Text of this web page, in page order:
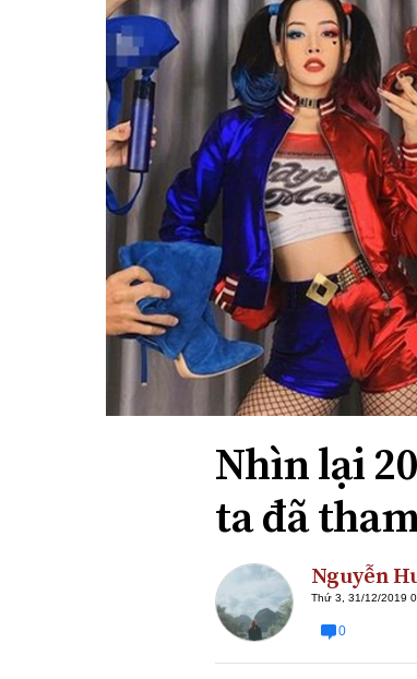
ĐA CHIỀU
Quan điểm
Xi nhan Trái Phải
Bạn đọc viết
Nhìn lại
ta đã
Nguyễn
Thứ 3, 31/12/2019
0